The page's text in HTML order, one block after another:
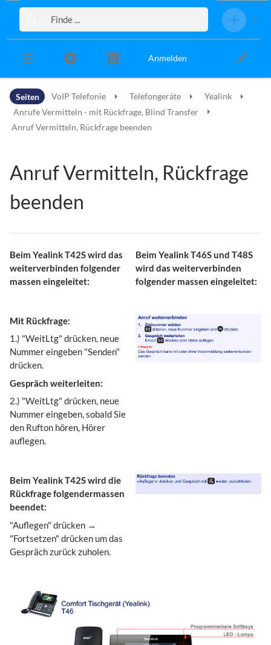
Zur Kopfleiste
Zur Hauptnavigation
Zu den Seitenwerkzeugen
Anmelden
Seiten VoIP Telefonie Telefongeräte
Yealink
Anrufe Vermitteln - mit Rückfrage, Blind Transfer
Anruf Vermitteln, Rückfrage beenden
Anruf Vermitteln, Rückfrage
beenden
Beim Yealink T42S wird das
weiterverbinden folgender
massen eingeleitet:
Beim Yealink T46S und T48S
wird das weiterverbinden
folgender massen eingeleitet:
Mit Rückfrage:
1.) "WeitLtg" drücken, neue
Nummer eingeben "Senden"
drücken.
Gespräch weiterleiten:
2.) "WeitLtg" drücken, neue
Nummer eingeben, sobald Sie
den Rufton hören, Hörer
auflegen.
Beim Yealink T42S wird die
Rückfrage folgendermassen
beendet:
"Auflegen" drücken →
"Fortsetzen" drücken um das
Gespräch zurück zuholen.